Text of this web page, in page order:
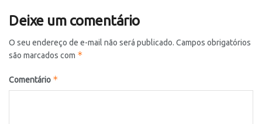
Deixe um comentário
O seu endereço de e-mail não será publicado. Campos obrigatórios
são marcados com *
Comentário *